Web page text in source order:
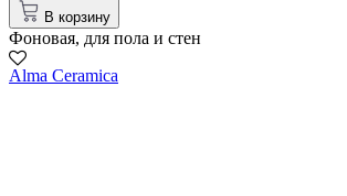
В корзину
Фоновая, для пола и стен
Alma Ceramica